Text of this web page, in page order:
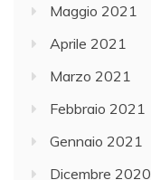
Maggio 2021
Aprile 2021
Marzo 2021
Febbraio 2021
Gennaio 2021
Dicembre 2020